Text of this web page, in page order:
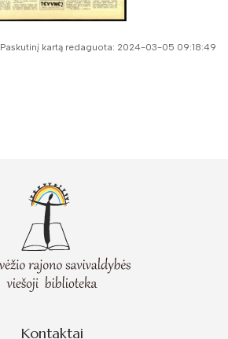
Paskutinį kartą redaguota: 2024-03-05 09:18:49
Kontaktai